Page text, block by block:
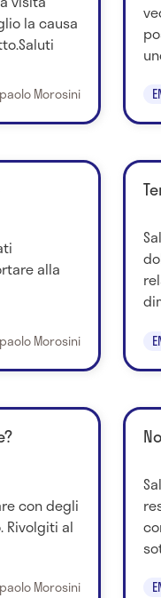
la causa
Morosini
alla
Morosini
con degli
Rivolgiti al
Morosini